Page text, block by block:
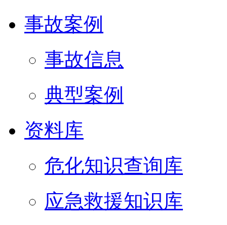
事故案例
事故信息
典型案例
资料库
危化知识查询库
应急救援知识库